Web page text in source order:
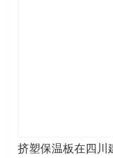
挤塑保温板在四川